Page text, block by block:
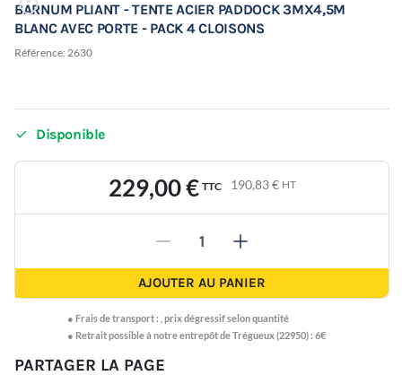
BARNUM PLIANT - TENTE ACIER PADDOCK 3MX4,5M
BLANC AVEC PORTE - PACK 4 CLOISONS
Référence: 2630
 Disponible
229,00 € TTC 190,83 € HT
- +
AJOUTER AU PANIER
● Frais de transport : prix dégressif selon quantité
● Retrait possible à notre entrepôt de Trégueux (22950) : 6€
PARTAGER LA PAGE